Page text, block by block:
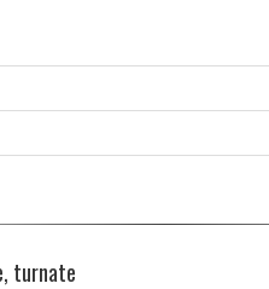
turnate